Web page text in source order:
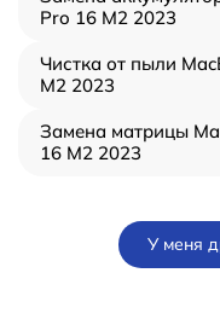
Pro 16 M2 2023
Чистка от пыли
M2 2023
Замена матрицы
16 M2 2023
У меня